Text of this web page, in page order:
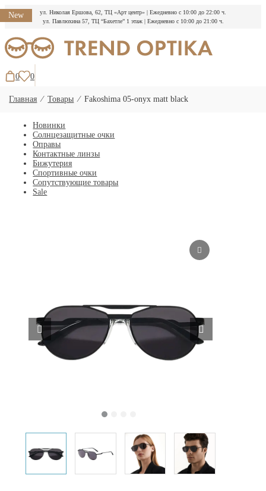
ул. Николая Ершова, 62, ТЦ «Арт центр» | Ежедневно с 10:00 до 22:00 ч.
ул. Павлюхина 57, ТЦ “Бахетле” 1 этаж | Ежедневно с 10:00 до 21:00 ч.
к
содержимому
0 0
Главная ⁄Товары ⁄Fakoshima 05-onyx matt black
Новинки
Солнцезащитные очки
Оправы
Контактные линзы
Бижутерия
Спортивные очки
Сопутствующие товары
Sale
New